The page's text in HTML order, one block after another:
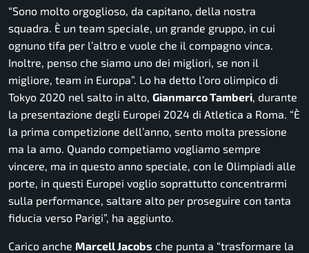
“Sono molto orgoglioso, da capitano, della nostra
squadra. È un team speciale, un grande gruppo, in cui
ognuno tifa per l’altro e vuole che il compagno vinca.
Inoltre, penso che siamo uno dei migliori, se non il
migliore, team in Europa”. Lo ha detto l’oro olimpico di
Tokyo 2020 nel salto in alto, Gianmarco Tamberi , durante
la presentazione degli Europei 2024 di Atletica a Roma. “È
la prima competizione dell’anno, sento molta pressione
ma la amo. Quando competiamo vogliamo sempre
vincere, ma in questo anno speciale, con le Olimpiadi alle
porte, in questi Europei voglio soprattutto concentrarmi
sulla performance, saltare alto per proseguire con tanta
fiducia verso Parigi”, ha aggiunto.
Carico anche Marcell Jacobs che punta a “trasformare la